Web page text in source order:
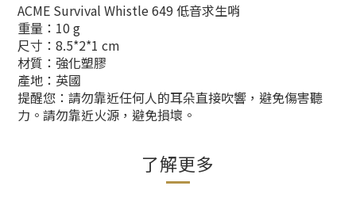
ACME Survival Whistle 649 低音求生哨
重量：10 g
尺寸：8.5*2*1 cm
材質：強化塑膠
產地：英國
提醒您：請勿靠近任何人的耳朵直接吹響，避免傷害聽
力。請勿靠近火源，避免損壞。
了解更多